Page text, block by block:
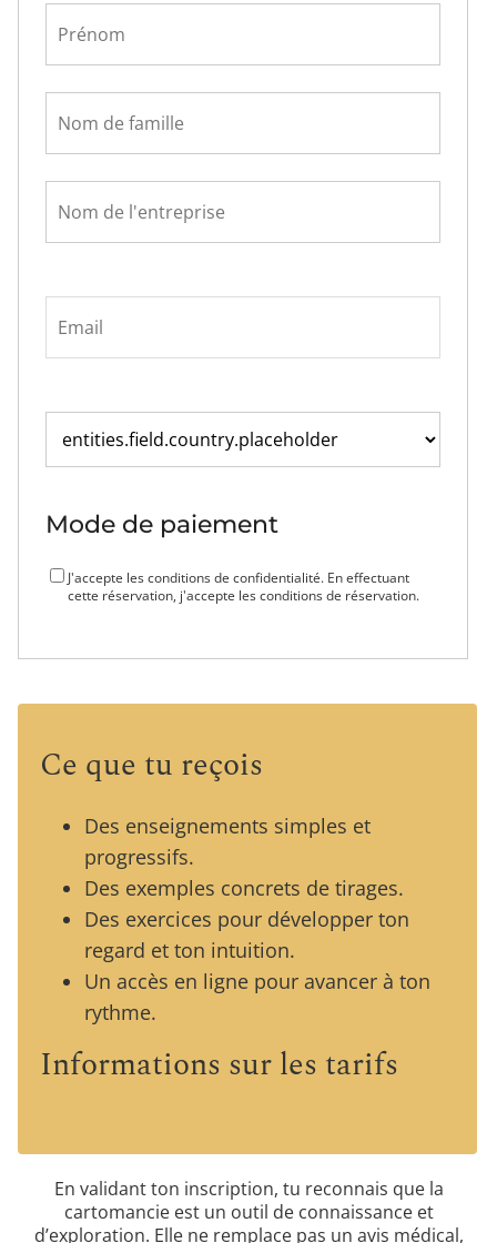
Mode de paiement
J'accepte les conditions de confidentialité. En effectuant
cette réservation, j'accepte les conditions de réservation.
Ce que tu reçois
Des enseignements simples et
progressifs.
Des exemples concrets de tirages.
Des exercices pour développer ton
regard et ton intuition.
Un accès en ligne pour avancer à ton
rythme.
Informations sur les tarifs
En validant ton inscription, tu reconnais que la
cartomancie est un outil de connaissance et
d’exploration. Elle ne remplace pas un avis médical,